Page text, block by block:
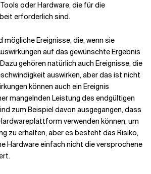
oder Hardware, die für die
erforderlich sind.
mögliche Ereignisse, die, wenn sie
auf das gewünschte Ergebnis
gehören natürlich auch Ereignisse, die
auswirken, aber das ist nicht
können auch ein Ereignis
mangelnden Leistung des endgültigen
zum Beispiel davon ausgegangen, dass
verwenden können, um
zu erhalten, aber es besteht das Risiko,
Hardware einfach nicht die versprochene